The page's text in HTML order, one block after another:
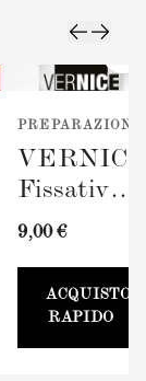
PREPARAZIONE
Fissativo
(300ml)
9,00 €
ACQUISTO
RAPIDO